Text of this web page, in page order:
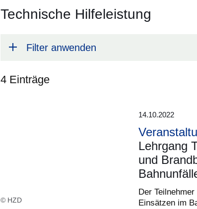
Technische Hilfeleistung
Filter anwenden
4 Einträge
© HZD
14.10.2022
Lehrgang
und
Der
Einsätzen im